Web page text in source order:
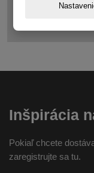
Inšpirácia
Pokiaľ chcete
zaregistrujte sa tu.